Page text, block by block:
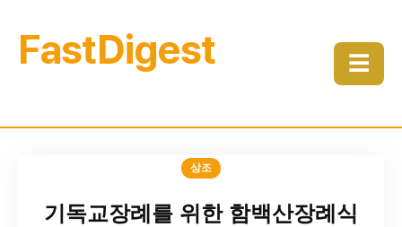
FastDigest ☰
상조
기독교장례를 위한 함백산장례식